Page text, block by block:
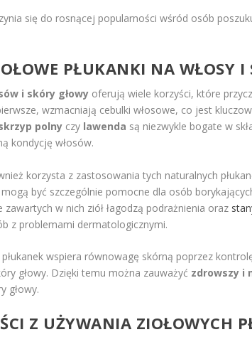
się do rosnącej popularności wśród osób
PŁUKANKI NA WŁOSY I
i skóry głowy oferują wiele korzyści, które
wzmacniają cebulki włosowe, co jest
polny czy lawenda są niezwykle bogate w
kondycję włosów.
korzysta z zastosowania tych naturalnych
być szczególnie pomocne dla osób
zawartych w nich ziół łagodzą podrażnienia oraz
z problemami dermatologicznymi.
wspiera równowagę skórną poprzez
głowy. Dzięki temu można zauważyć zdrowszy i
głowy.
Z UŻYWANIA ZIOŁOWYCH